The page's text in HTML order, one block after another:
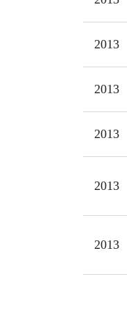
2013
2013
2013
2013
2013